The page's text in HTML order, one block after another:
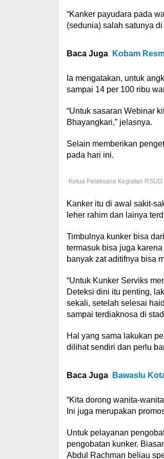
“Kanker payudara pada
(sedunia) salah satunya
Baca Juga Kobam
Ia mengatakan, untuk
sampai 14 per 100 ribu
“Untuk sasaran Webinar
Bhayangkari,” jelasnya.
Selain memberikan
pada hari ini.
Ketua Pelaksana Kegiatan
Kanker itu di awal sakit-
leher rahim dan lainya
Timbulnya kunker bisa
termasuk bisa juga
banyak zat aditifnya bisa
“Untuk Kunker Serviks
Deteksi dini itu penting,
sekali, setelah selesai
sampai terdiaknosa di
Hal yang sama lakukan
dilihat sendiri dan perlu
Baca Juga Bawaslu
“Kita dorong wanita-
Ini juga merupakan
Untuk pelayanan
pengobatan kunker.
Abdul Rachman beliau